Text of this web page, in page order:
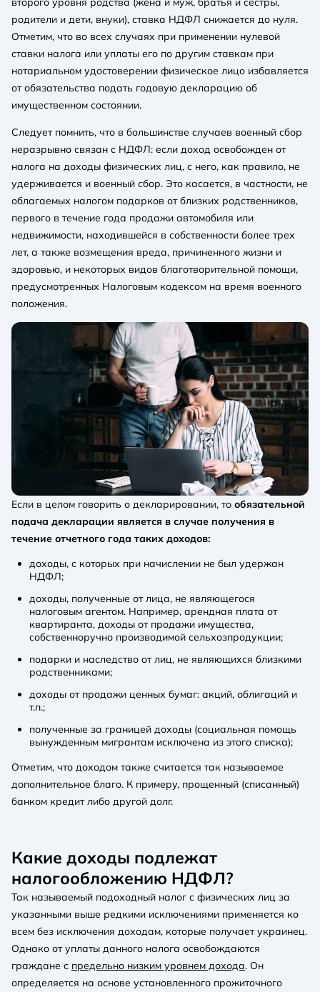
родители и дети, внуки), ставка НДФЛ снижается до нуля.
Отметим, что во всех случаях при применении нулевой
ставки налога или уплаты его по другим ставкам при
нотариальном удостоверении физическое лицо избавляется
от обязательства подать годовую декларацию об
имущественном состоянии.
Следует помнить, что в большинстве случаев военный сбор
неразрывно связан с НДФЛ: если доход освобожден от
налога на доходы физических лиц, с него, как правило, не
удерживается и военный сбор. Это касается, в частности, не
облагаемых налогом подарков от близких родственников,
первого в течение года продажи автомобиля или
недвижимости, находившейся в собственности более трех
лет, а также возмещения вреда, причиненного жизни и
здоровью, и некоторых видов благотворительной помощи,
предусмотренных Налоговым кодексом на время военного
положения.
Если в целом говорить о декларировании, то обязательной
подача декларации является в случае получения в
течение отчетного года таких доходов:
доходы, с которых при начислении не был удержан
НДФЛ;
доходы, полученные от лица, не являющегося
налоговым агентом. Например, арендная плата от
квартиранта, доходы от продажи имущества,
собственноручно производимой сельхозпродукции;
подарки и наследство от лиц, не являющихся близкими
родственниками;
доходы от продажи ценных бумаг: акций, облигаций и
т.п.;
полученные за границей доходы (социальная помощь
вынужденным мигрантам исключена из этого списка);
Отметим, что доходом также считается так называемое
дополнительное благо. К примеру, прощенный (списанный)
банком кредит либо другой долг.
Какие доходы подлежат
налогообложению НДФЛ?
Так называемый подоходный налог с физических лиц за
указанными выше редкими исключениями применяется ко
всем без исключения доходам, которые получает украинец.
Однако от уплаты данного налога освобождаются
граждане с предельно низким уровнем дохода. Он
определяется на основе установленного прожиточного